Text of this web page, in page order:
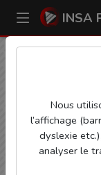
INSA
Nous
l’affichage
dyslexie
analyser le